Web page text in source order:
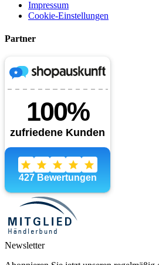
Impressum
Cookie-Einstellungen
Partner
Newsletter